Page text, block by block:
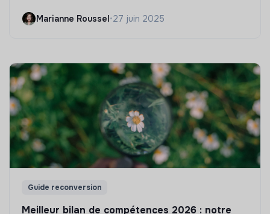
Marianne Roussel•27 juin 2025
Guide reconversion
Meilleur bilan de compétences 2026 : notre